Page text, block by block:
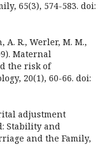
65(3), 574-583. doi:
A. R., Werler, M. M.,
Maternal
the risk of
20(1), 60-66. doi:
adjustment
Stability and
and the Family,